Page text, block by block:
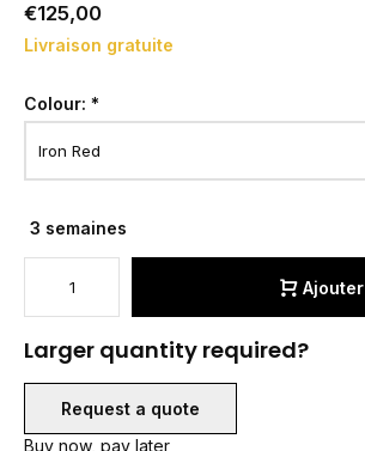
€125,00
Livraison gratuite
Colour: *
3 semaines
Ajouter
Larger quantity required?
Request a quote
Buy now, pay later